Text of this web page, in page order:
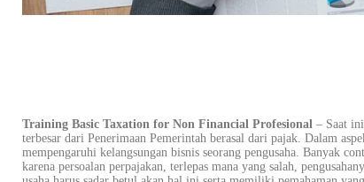
Training Basic Taxation for Non Financial Profesional – Saat
terbesar dari Penerimaan Pemerintah berasal dari pajak. Dalam
mempengaruhi kelangsungan bisnis seorang pengusaha. Banyak
karena persoalan perpajakan, terlepas mana yang salah,